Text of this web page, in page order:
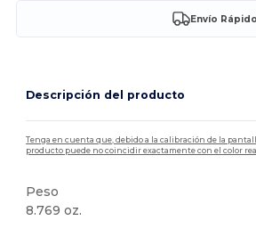
Envío Rápido
Descripción del producto
Tenga en cuenta que, debido a la calibración de la
producto puede no coincidir exactamente con el color
Peso
8.769 oz.